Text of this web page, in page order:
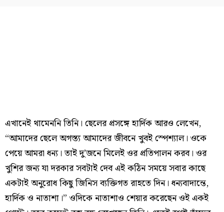
এখানেই থামেননি তিনি। ছেলের প্রসঙ্গে হার্দিক আরও লেখেন,
“আমাদের ছেলে অগস্ত্য আমাদের জীবনে খুবই স্পেশ্যাল। ওকে
পেয়ে আমরা ধন্য। তাই দু’জনে মিলেই ওর প্রতিপালন করব। ওর
খুশির জন্য যা দরকার সবটাই দেব এই কঠিন সময়ে সবার কাছে
একটাই অনুরোধ কিছু জিনিস ব্যক্তিগত রাহতে দিন। ধন্যবাদান্তে,
হার্দিক ও নাতাশা।” ওদিকে নাতাশাও শেয়ার করেছেন ওই একই